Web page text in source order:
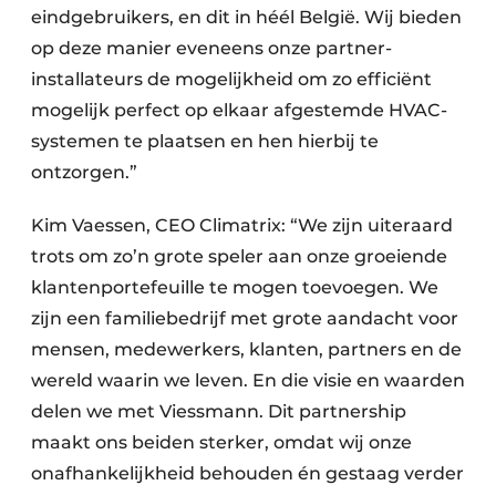
eindgebruikers, en dit in héél België. Wij bieden
op deze manier eveneens onze partner-
installateurs de mogelijkheid om zo efficiënt
mogelijk perfect op elkaar afgestemde HVAC-
systemen te plaatsen en hen hierbij te
ontzorgen.”
Kim Vaessen, CEO Climatrix: “We zijn uiteraard
trots om zo’n grote speler aan onze groeiende
klantenportefeuille te mogen toevoegen. We
zijn een familiebedrijf met grote aandacht voor
mensen, medewerkers, klanten, partners en de
wereld waarin we leven. En die visie en waarden
delen we met Viessmann. Dit partnership
maakt ons beiden sterker, omdat wij onze
onafhankelijkheid behouden én gestaag verder